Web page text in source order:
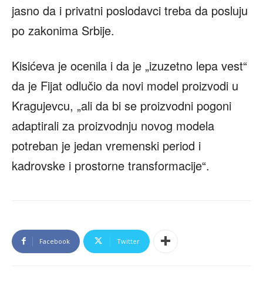
jasno da i privatni poslodavci treba da posluju
po zakonima Srbije.
Kisićeva je ocenila i da je „izuzetno lepa vest“
da je Fijat odlučio da novi model proizvodi u
Kragujevcu, „ali da bi se proizvodni pogoni
adaptirali za proizvodnju novog modela
potreban je jedan vremenski period i
kadrovske i prostorne transformacije“.
Facebook Twitter